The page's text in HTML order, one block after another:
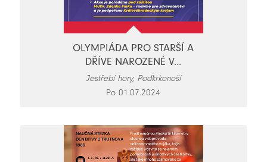
OLYMPIÁDA PRO STARŠÍ A
DŘÍVE NAROZENÉ V...
Jestřebí hory, Podkrkonoší
Po 01.07.2024